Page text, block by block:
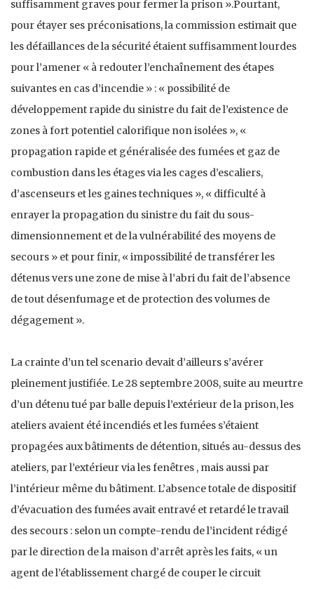
suffisamment graves pour fermer la prison ».Pourtant,
pour étayer ses préconisations, la commission estimait que
les défaillances de la sécurité étaient suffisamment lourdes
pour l’amener « à redouter l’enchaînement des étapes
suivantes en cas d’incendie » : « possibilité de
développement rapide du sinistre du fait de l’existence de
zones à fort potentiel calorifique non isolées », «
propagation rapide et généralisée des fumées et gaz de
combustion dans les étages via les cages d’escaliers,
d’ascenseurs et les gaines techniques », « difficulté à
enrayer la propagation du sinistre du fait du sous-
dimensionnement et de la vulnérabilité des moyens de
secours » et pour finir, « impossibilité de transférer les
détenus vers une zone de mise à l’abri du fait de l’absence
de tout désenfumage et de protection des volumes de
dégagement ».
La crainte d’un tel scenario devait d’ailleurs s’avérer
pleinement justifiée. Le 28 septembre 2008, suite au meurtre
d’un détenu tué par balle depuis l’extérieur de la prison, les
ateliers avaient été incendiés et les fumées s’étaient
propagées aux bâtiments de détention, situés au-dessus des
ateliers, par l’extérieur via les fenêtres , mais aussi par
l’intérieur même du bâtiment. L’absence totale de dispositif
d’évacuation des fumées avait entravé et retardé le travail
des secours : selon un compte-rendu de l’incident rédigé
par le direction de la maison d’arrêt après les faits, « un
agent de l’établissement chargé de couper le circuit